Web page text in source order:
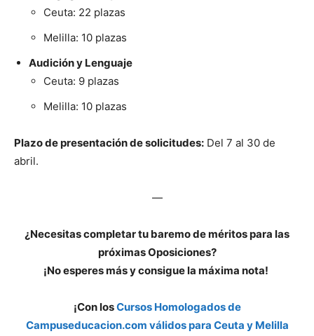
Ceuta: 22 plazas
Melilla: 10 plazas
Audición y Lenguaje
Ceuta: 9 plazas
Melilla: 10 plazas
Plazo de presentación de solicitudes: Del 7 al 30 de
abril.
—
¿Necesitas completar tu baremo de méritos para las
próximas Oposiciones?
¡No esperes más y consigue la máxima nota!
¡Con losCursos Homologados de
Campuseducacion.com válidos para Ceuta y Melilla